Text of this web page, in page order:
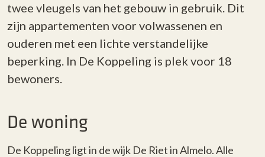
twee vleugels van het gebouw in gebruik. Dit
zijn appartementen voor volwassenen en
ouderen met een lichte verstandelijke
beperking. In De Koppeling is plek voor 18
bewoners.
De woning
De Koppeling ligt in de wijk De Riet in Almelo. Alle